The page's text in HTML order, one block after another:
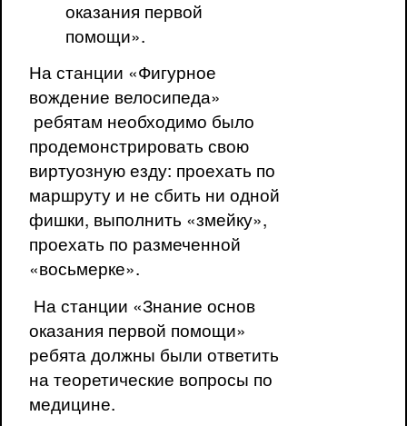
оказания первой
помощи».
На станции «Фигурное
вождение велосипеда»
ребятам необходимо было
продемонстрировать свою
виртуозную езду: проехать по
маршруту и не сбить ни одной
фишки, выполнить «змейку»,
проехать по размеченной
«восьмерке».
На станции «Знание основ
оказания первой помощи»
ребята должны были ответить
на теоретические вопросы по
медицине.